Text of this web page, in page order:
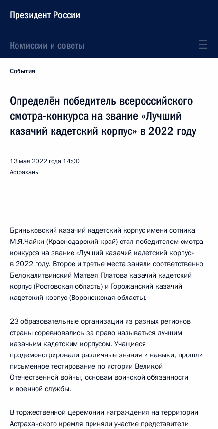
Президент России
Комиссии и советы
События
Определён победитель всероссийского
смотра-конкурса на звание «Лучший
казачий кадетский корпус» в 2022 году
13 мая 2022 года 14:00
Астрахань
Бриньковский казачий кадетский корпус имени сотника
М.Я.Чайки (Краснодарский край) стал победителем смотра-
конкурса на звание «Лучший казачий кадетский корпус»
в 2022 году. Второе и третье места заняли соответственно
Белокалитвинский Матвея Платова казачий кадетский
корпус (Ростовская область) и Горожанский казачий
кадетский корпус (Воронежская область).
23 образовательные организации из разных регионов
страны соревновались за право называться лучшим
казачьим кадетским корпусом. Учащиеся
продемонстрировали различные знания и навыки, прошли
письменное тестирование по истории Великой
Отечественной войны, основам воинской обязанности
и военной службы.
В торжественной церемонии награждения на территории
Астраханского кремля приняли участие представители